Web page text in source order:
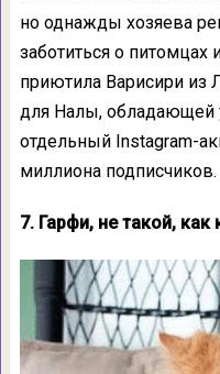
но однажды хозяева
заботиться о питомцах
приютила Варисири из
для Налы, обладающей
отдельный Instagram-
миллиона подписчиков.
7. Гарфи, не такой, как